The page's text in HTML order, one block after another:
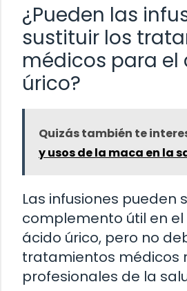
¿Pueden las
sustituir los
médicos para el
úrico?
Quizás también te
y usos de la maca en la
Las infusiones pueden
complemento útil en
ácido úrico, pero no
tratamientos médicos
profesionales de la